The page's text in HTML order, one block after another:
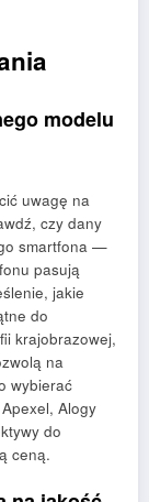
modelu
uwagę na
czy dany
smartfona —
pasują
jakie
do
krajobrazowej,
na
wybierać
Alogy
do
ceną.